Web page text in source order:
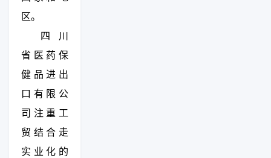
区。
四川
省医药保
健品进出
口有限公
司注重工
贸结合走
实业化的